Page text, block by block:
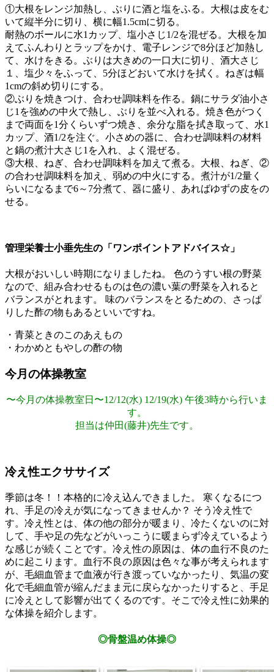
①大根をレンジ加熱し、ぶりに酒と塩をふる。大根は皮をむ
いて縦半分に切り、横に幅1.5cmに切る。
耐熱のボールに水1カップ、塩小さじ1/2を混ぜる。大根を加
えてふんわりとラップをかけ、電子レンジで8分ほど加熱し
て、水けをきる。ぶりは大きめの一口大に切り、酒大さじ
１、塩少々をふって、5分ほどおいて水けを拭く。ねぎは幅
1cmの斜め切りにする。
②ぶりを焼きつけ、合わせ調味料を作る。鍋にサラダ油小さ
じ1を強めの中火で熱し、ぶりを並べ入れる。焼き色がつく
まで両面を1分くらいずつ焼き、余分な脂を拭き取って、水1
カップ、酒1/2を注ぐ。小さめの器に、合わせ調味料の材料
と鍋の煮汁大さじ1を入れ、よく混ぜる。
③大根、ねぎ、合わせ調味料を加えて煮る。大根、ねぎ、②
の合わせ調味料を加え、弱めの中火にする。煮汁が1/2量く
らいになるまで6～7分煮て、器に盛り、あればゆずの皮をの
せる。
管理栄養士小垂先生の「ワンポイントアドバイス☆」
大根がおいしい時期になりましたね。 色のうすい根の野菜
なので、組み合わせるものは色の濃い葉の野菜を入れると
バランスがとれます。 味のバランスをとるための、さっぱ
りした酢の物もあるといいですね。
・青菜ときのこのあえもの
・わかめともやしの酢の物
今月の体操教室
〜今月の体操教室日〜12/12(水) 12/19(水) 午後3時から行いま
す。
担当は仲田(藤井)先生です。
冷え性エクササイズ
季節は冬！！本格的に冷え込んできました。 寒くなるにつ
れ、手足の冷えが気になってきませんか？ そう冷え性で
す。冷え性とは、体の他の部分が暖まり、冷たくないのに対
して、手や足の先などがいっこうに暖まらず冷えているよう
な感じが続くことです。冷え性の原因は、体の血行不良のた
めに起こります。血行不良の原因は色々な事が考えられます
が、毛細血管まで血液が行き渡っていなかったり、気温の変
化で毛細血管が縮んだまま元に戻らなかったりすると、手足
に冷えとして影響が出てくるのです。そこで冷え性に効果的
な体操を紹介します。
◎骨盤温め体操◎